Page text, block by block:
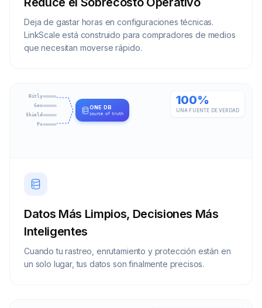
Deja de gastar horas en configuraciones técnicas.
LinkScale está construido para compradores de medios
que necesitan moverse rápido.
Bitly
Geo
Shield
Px
ONE DB
source of truth
100%
UNA FUENTE DE VERDAD
Datos Más Limpios, Decisiones Más
Inteligentes
Cuando tu rastreo, enrutamiento y protección están en
un solo lugar, tus datos son finalmente precisos.